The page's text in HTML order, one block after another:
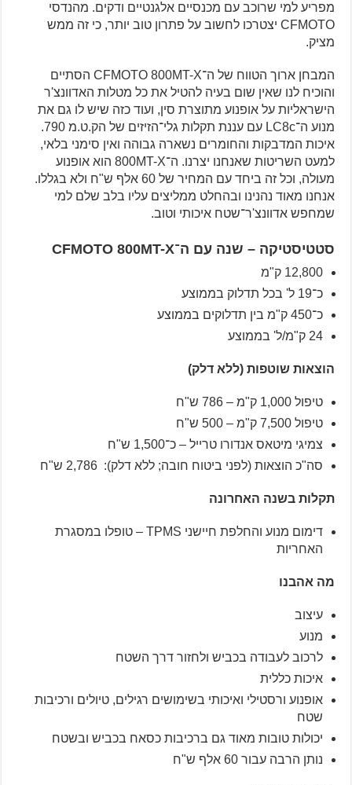
מפריע למי שרוכב עם מכנסיים אלגנטיים ודקים. מהנדסי
CFMOTO יצטרכו לחשוב על פתרון טוב יותר, כי זה ממש
מציק.
המבחן ארוך הטווח של ה־CFMOTO 800MT-X הסתיים
והוכיח לנו שאין שום בעיה להטיל את כל מטלות האדוונצ'ר
הישראליות על אופנוע מתוצרת סין, ועוד כזה שיש לו גם את
מנוע ה־LC8c עם עננת תקלות גלי־הזיזים של הק.ט.מ 790.
איכות המדבקות והחומרים נשארה גבוהה ואין סימני בלאי,
למעט השריטות שאנחנו יצרנו. ה־800MT-X הוא אופנוע
מעולה, וכל זה ביחד עם המחיר של 60 אלף ש"ח ולא בגללו.
אנחנו מאוד נהנינו ובהחלט ממליצים עליו בלב שלם למי
שמחפש אדוונצ'ר־שטח איכותי וטוב.
סטטיסטיקה – שנה עם ה־CFMOTO 800MT-X
12,800 ק"מ
כ־19 ל' בכל תדלוק בממוצע
כ־450 ק"מ בין תדלוקים בממוצע
24 ק"מ/ל' בממוצע
הוצאות שוטפות (ללא דלק)
טיפול 1,000 ק"מ – 786 ש"ח
טיפול 7,500 ק"מ – 500 ש"ח
צמיגי מיטאס אנדורו טרייל – כ־1,500 ש"ח
סה"כ הוצאות (לפני ביטוח חובה; ללא דלק): 2,786 ש"ח
תקלות בשנה האחרונה
דימום מנוע והחלפת חיישני TPMS – טופלו במסגרת
האחריות
מה אהבנו
עיצוב
מנוע
לרכוב לעבודה בכביש ולחזור דרך השטח
איכות כללית
אופנוע ורסטילי ואיכותי בשימושים רגילים, טיולים ורכיבות
שטח
יכולות טובות מאוד גם ברכיבות כסאח בכביש ובשטח
נותן הרבה עבור 60 אלף ש"ח